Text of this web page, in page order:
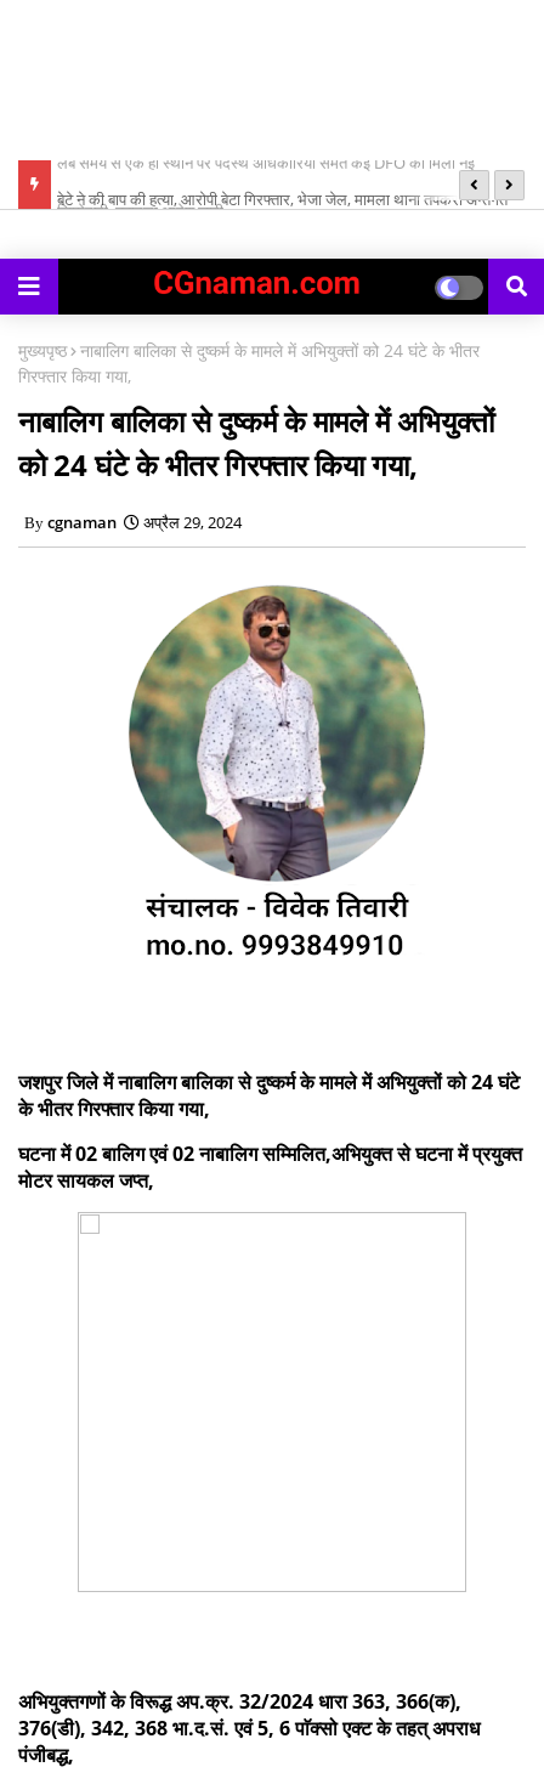
बेटे ने की बाप की हत्या, आरोपी बेटा गिरफ्तार, भेजा जेल, मामला थाना तपकरा अन्तर्गत
मुख्यपृष्ठ नाबालिग बालिका से दुष्कर्म के मामले में अभियुक्तों को 24 घंटे के भीतर
गिरफ्तार किया गया,
नाबालिग बालिका से दुष्कर्म के मामले में अभियुक्तों
को 24 घंटे के भीतर गिरफ्तार किया गया,
cgnaman अप्रैल 29, 2024
जशपुर जिले में नाबालिग बालिका से दुष्कर्म के मामले में अभियुक्तों को 24 घंटे
के भीतर गिरफ्तार किया गया,
घटना में 02 बालिग एवं 02 नाबालिग सम्मिलित,अभियुक्त से घटना में प्रयुक्त
मोटर सायकल जप्त,
अभियुक्तगणों के विरूद्ध अप.क्र. 32/2024 धारा 363, 366(क),
376(डी), 342, 368 भा.द.सं. एवं 5, 6 पाॅक्सो एक्ट के तहत् अपराध
पंजीबद्ध,